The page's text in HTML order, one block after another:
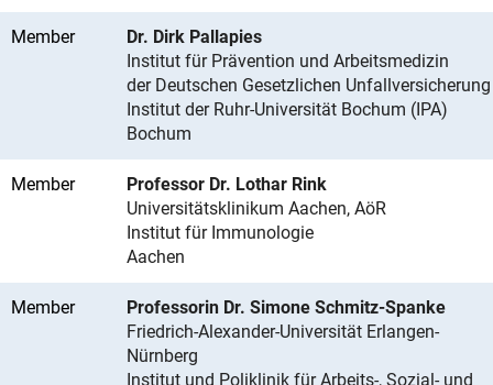
Member
Dr. Dirk Pallapies
Institut für Prävention und Arbeitsmedizin
der Deutschen Gesetzlichen Unfallversicherung
Institut der Ruhr-Universität Bochum (IPA)
Bochum
Member
Professor Dr. Lothar Rink
Universitätsklinikum Aachen, AöR
Institut für Immunologie
Aachen
Member
Professorin Dr. Simone Schmitz-Spanke
Friedrich-Alexander-Universität Erlangen-
Nürnberg
Institut und Poliklinik für Arbeits-, Sozial- und